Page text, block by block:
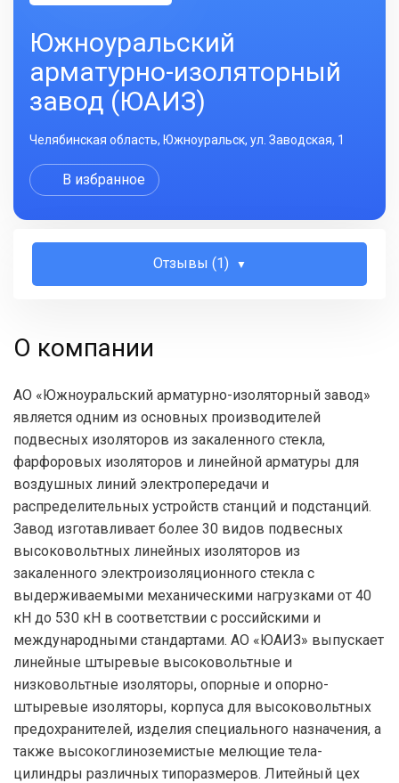
Южноуральский
арматурно-изоляторный
завод (ЮАИЗ)
Челябинская область, Южноуральск, ул. Заводская, 1
В избранное
Отзывы (1)
О компании
АО «Южноуральский арматурно-изоляторный завод»
является одним из основных производителей
подвесных изоляторов из закаленного стекла,
фарфоровых изоляторов и линейной арматуры для
воздушных линий электропередачи и
распределительных устройств станций и подстанций.
Завод изготавливает более 30 видов подвесных
высоковольтных линейных изоляторов из
закаленного электроизоляционного стекла с
выдерживаемыми механическими нагрузками от 40
кН до 530 кН в соответствии с российскими и
международными стандартами. АО «ЮАИЗ» выпускает
линейные штыревые высоковольтные и
низковольтные изоляторы, опорные и опорно-
штыревые изоляторы, корпуса для высоковольтных
предохранителей, изделия специального назначения, а
также высокоглиноземистые мелющие тела-
цилиндры различных типоразмеров. Литейный цех